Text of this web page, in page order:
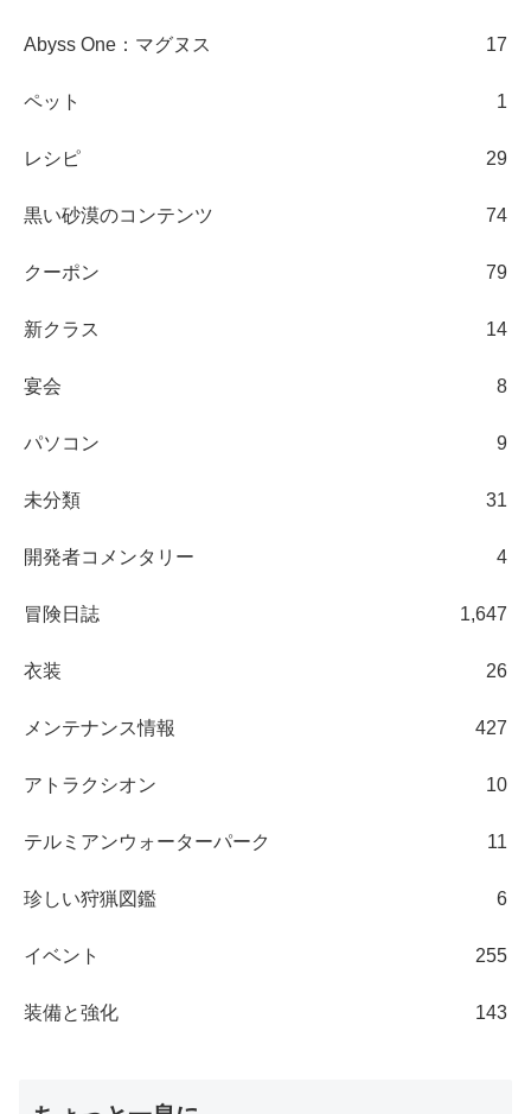
Abyss One：マグヌス 17
ペット 1
レシピ 29
黒い砂漠のコンテンツ 74
クーポン 79
新クラス 14
宴会 8
パソコン 9
未分類 31
開発者コメンタリー 4
冒険日誌 1,647
衣装 26
メンテナンス情報 427
アトラクシオン 10
テルミアンウォーターパーク 11
珍しい狩猟図鑑 6
イベント 255
装備と強化 143